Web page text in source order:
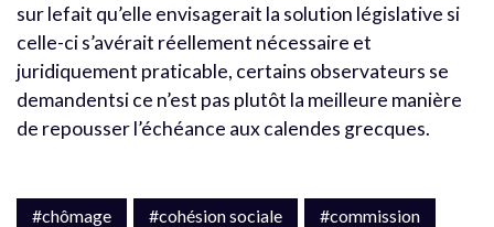
sur lefait qu’elle envisagerait la solution législative si
celle-ci s’avérait réellement nécessaire et
juridiquement praticable, certains observateurs se
demandentsi ce n’est pas plutôt la meilleure manière
de repousser l’échéance aux calendes grecques.
#chômage #cohésion sociale #commission